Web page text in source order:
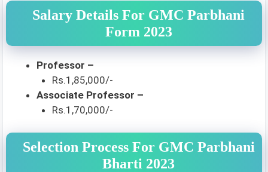
Salary Details For GMC Parbhani
Form 2023
Professor –
Rs.1,85,000/-
Associate Professor –
Rs.1,70,000/-
Selection Process For GMC Parbhani
Bharti 2023